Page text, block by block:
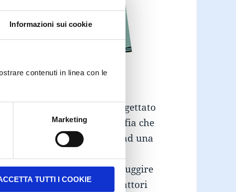
Informazioni sui cookie
contenuti in linea con le
Marketing
TUTTI I COOKIE
di Seattle, ha progettato
coinvolgente della geografia che
se stessero sfuggendo ad una
avanzate, strategie per sfuggire
tenendo conto dei fattori